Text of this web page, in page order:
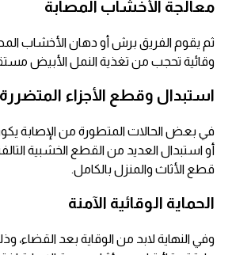
معالجة الأخشاب المصابة
ثم يقوم الفريق برش أو دهان الأخشاب
وقائية تحجب من تغذية النمل الأبيض
استبدال وقطع الأجزاء المتضررة
في بعض الحالات المتطورة من الإصابة
أو استبدال العديد من القطع الخشبية
قطع الأثاث والمنزل بالكامل.
الحماية الوقائية الآمنة
وفي النهاية لابد من الوقاية بعد